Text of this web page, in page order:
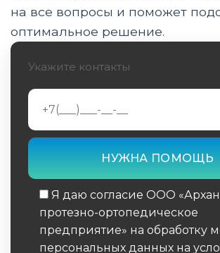
Электронный сертификат ТСР
ветеранов СВО: инструкция
Бионические и модульные
Этапы изготовления и
центре Prop29
Реабилитация, школа ходьбы и
Частые вопросы: ремонт,
возвращение на службу
на все вопросы и поможет
оптимальное решение.
Укажите контакты
Я даю согласие ООО
протезно-ортопедическое
предприятие» на обработку
персональных данных на